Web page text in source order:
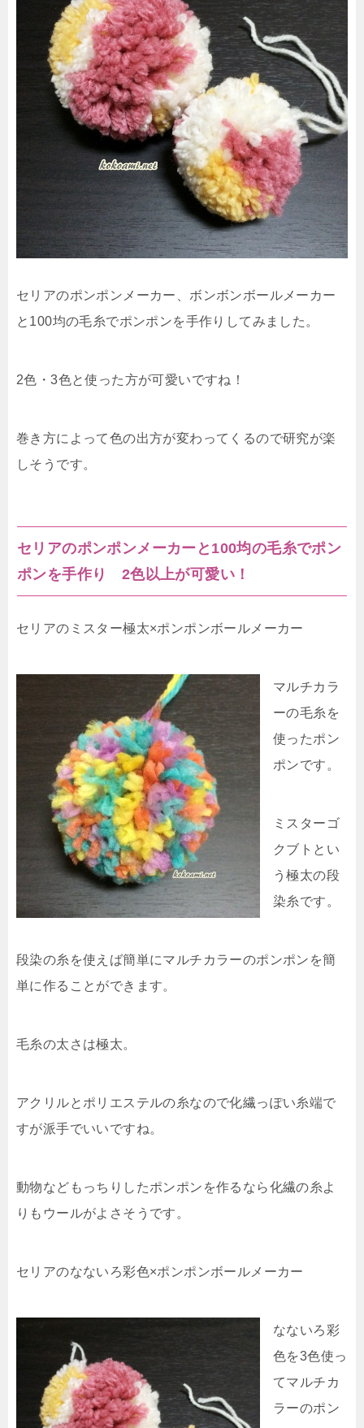
セリアのポンポンメーカー、ボンボンボールメーカー
と100均の毛糸でポンポンを手作りしてみました。
2色・3色と使った方が可愛いですね！
巻き方によって色の出方が変わってくるので研究が楽
しそうです。
セリアのポンポンメーカーと100均の毛糸でポン
ポンを手作り 2色以上が可愛い！
セリアのミスター極太×ポンポンボールメーカー
マルチカラ
ーの毛糸を
使ったポン
ポンです。
ミスターゴ
クブトとい
う極太の段
染糸です。
段染の糸を使えば簡単にマルチカラーのポンポンを簡
単に作ることができます。
毛糸の太さは極太。
アクリルとポリエステルの糸なので化繊っぽい糸端で
すが派手でいいですね。
動物などもっちりしたポンポンを作るなら化繊の糸よ
りもウールがよさそうです。
セリアのなないろ彩色×ポンポンボールメーカー
なないろ彩
色を3色使っ
てマルチカ
ラーのポン